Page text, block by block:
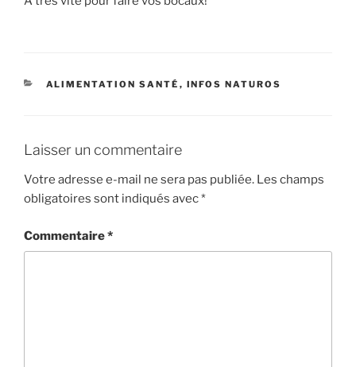
CATÉGORIES
ALIMENTATION SANTÉ , INFOS NATUROS
Laisser un commentaire
Votre adresse e-mail ne sera pas publiée. Les champs
obligatoires sont indiqués avec*
Commentaire*